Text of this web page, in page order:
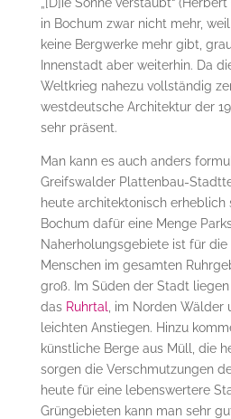
in Bochum zwar nicht mehr,
keine Bergwerke mehr gibt,
Innenstadt aber weiterhin. Da
Weltkrieg nahezu vollständig
westdeutsche Architektur der
sehr präsent.
Man kann es auch anders
Greifswalder Plattenbau-
heute architektonisch erheblich
Bochum dafür eine Menge
Naherholungsgebiete ist für die
Menschen im gesamten
groß. Im Süden der Stadt
das Ruhrtal
, im Norden Wälder
leichten Anstiegen. Hinzu
künstliche Berge aus Müll, die
sorgen die Verschmutzungen
heute für eine lebenswertere
Grüngebieten kann man sehr